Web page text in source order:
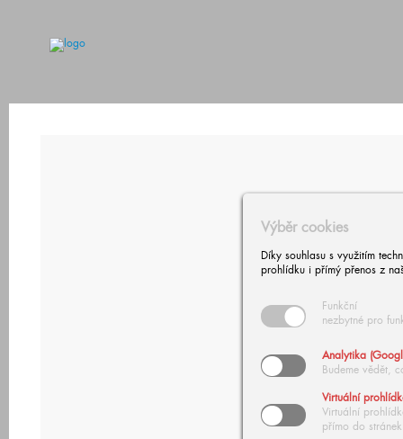
Výběr cookies
Díky souhlasu s využitím
prohlídku i přímý přenos z
Funkční
nezbytné pro
Analytika
Budeme vědět,
Virtuální
Virtuální
přímo do stránek